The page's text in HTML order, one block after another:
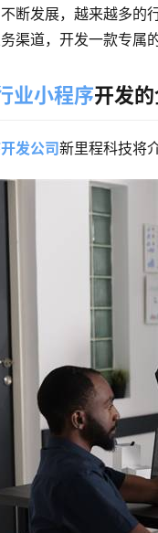
断发展，越来越多的
渠道，开发一款专属
业小程序开发
发公司新里程科技将